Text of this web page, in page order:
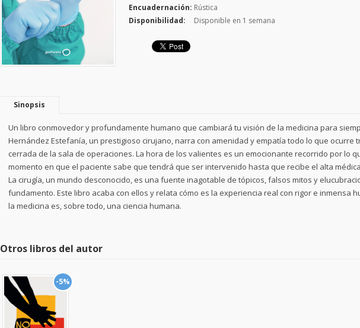
Encuadernación: Rústica
Disponibilidad:
Disponible en 1 semana
Sinopsis
Un libro conmovedor y profundamente humano que cambiará tu visión de la medicina para
Hernández Estefanía, un prestigioso cirujano, narra con amenidad y empatía todo lo que ocurre
cerrada de la sala de operaciones. La hora de los valientes es un emocionante recorrido por lo
momento en que el paciente sabe que tendrá que ser intervenido hasta que recibe el alta
La cirugía, un mundo desconocido, es una fuente inagotable de tópicos, falsos mitos y
fundamento. Este libro acaba con ellos y relata cómo es la experiencia real con rigor e inmensa
la medicina es, sobre todo, una ciencia humana.
Otros libros del autor
-5%